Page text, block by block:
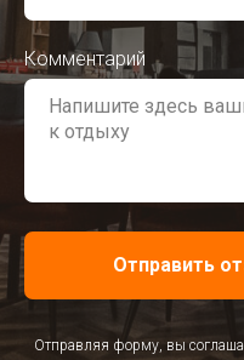
Комментарий
Отправить
Отправляя форму, вы